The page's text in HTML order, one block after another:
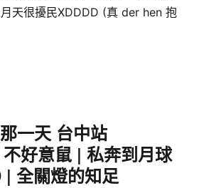
天很擾民XDDDD (真 der hen 抱
一天 台中站
好意鼠 | 私奔到月球
| 全關燈的知足